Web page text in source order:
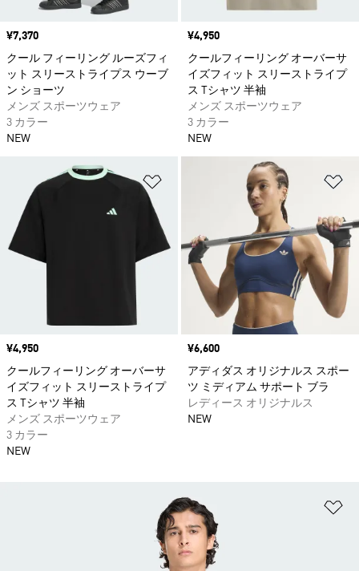
価格
¥7,370
クール フィーリング ルーズフィ
ット スリーストライプス ウーブ
ン ショーツ
メンズ スポーツウェア
3 カラー
NEW
価格
¥4,950
クールフィーリング オーバーサ
イズフィット スリーストライプ
ス Tシャツ 半袖
メンズ スポーツウェア
3 カラー
NEW
ほしいものリストに追加
価格
¥4,950
クールフィーリング オーバーサ
イズフィット スリーストライプ
ス Tシャツ 半袖
メンズ スポーツウェア
3 カラー
NEW
価格
¥6,600
アディダス オリジナルス スポー
ツ ミディアム サポート ブラ
レディース オリジナルス
NEW